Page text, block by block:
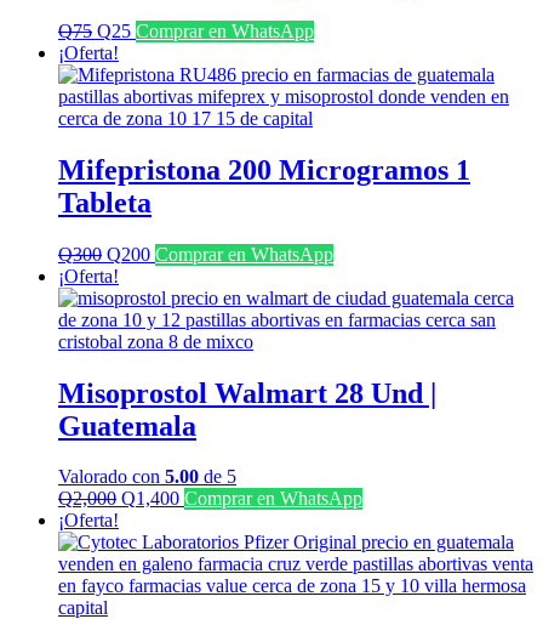
Q75 El
precio
original
era:
Q75.
Q25El
actual
es:
Q25.
Comprar en WhatsApp
¡Oferta!
Mifepristona 200 Microgramos 1
Tableta
Q300 El
precio
original
era:
Q300.
Q200El
actual
es:
Q200.
Comprar en WhatsApp
¡Oferta!
Misoprostol Walmart 28 Und |
Guatemala
Valorado con 5.00 de 5
Q2,000 El
original
era:
Q2,000.
Q1,400El
actual
es:
Q1,400.
Comprar en WhatsApp
¡Oferta!